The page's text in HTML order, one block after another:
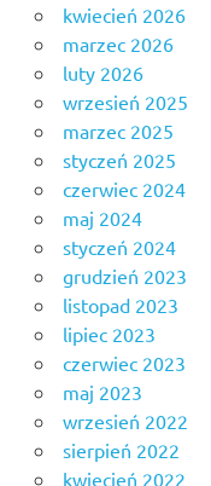
kwiecień 2026
marzec 2026
luty 2026
wrzesień 2025
marzec 2025
styczeń 2025
czerwiec 2024
maj 2024
styczeń 2024
grudzień 2023
listopad 2023
lipiec 2023
czerwiec 2023
maj 2023
wrzesień 2022
sierpień 2022
kwiecień 2022